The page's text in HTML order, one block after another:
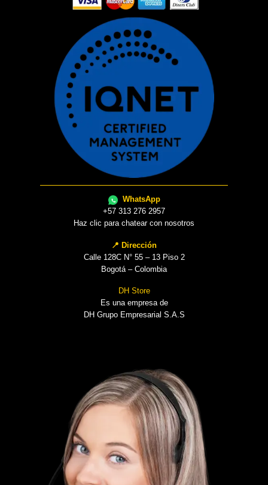
WhatsApp
+57 313 276 2957
Haz clic para chatear con nosotros
📍 Dirección
Calle 128C N° 55 – 13 Piso 2
Bogotá – Colombia
DH Store
Es una empresa de
DH Grupo Empresarial S.A.S